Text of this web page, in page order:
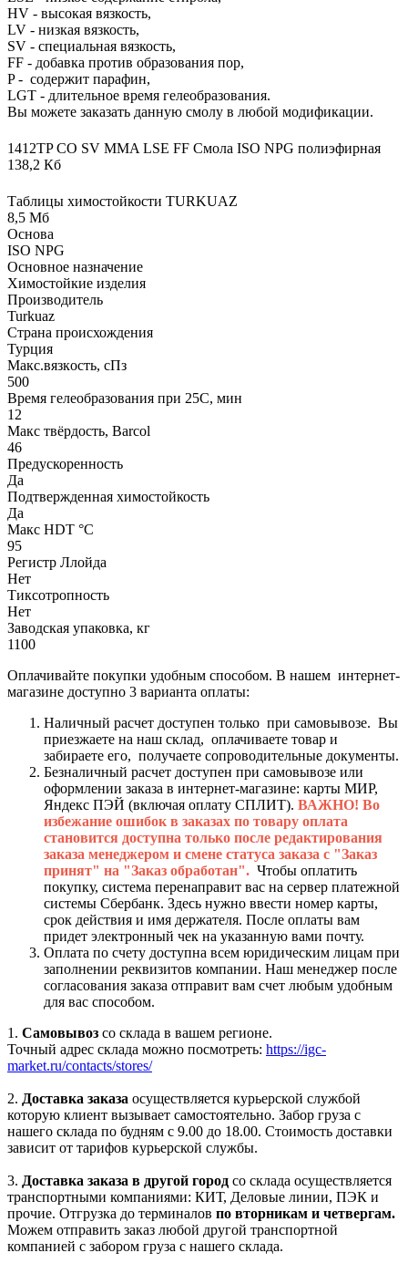
HV - высокая вязкость,
LV - низкая вязкость,
SV - специальная вязкость,
FF - добавка против образования пор,
P - содержит парафин,
LGT - длительное время гелеобразования.
Вы можете заказать данную смолу в любой модификации.
1412TP CO SV MMA LSE FF Смола ISO NPG полиэфирная
138,2 Кб
Таблицы химостойкости TURKUAZ
8,5 Мб
Основа
ISO NPG
Основное назначение
Химостойкие изделия
Производитель
Turkuaz
Страна происхождения
Турция
Макс.вязкoсть, сПз
500
Время гелеобразования при 25С, мин
12
Макс твёрдость, Barcol
46
Предускоренность
Да
Подтвержденная химостойкость
Да
Макс HDT °С
95
Регистр Ллойда
Нет
Тиксотропность
Нет
Заводская упаковка, кг
1100
Оплачивайте покупки удобным способом. В нашем интернет-
магазине доступно 3 варианта оплаты:
Наличный расчет доступен только при самовывозе. Вы
приезжаете на наш склад, оплачиваете товар и
забираете его, получаете сопроводительные документы.
Безналичный расчет доступен при самовывозе или
оформлении заказа в интернет-магазине: карты МИР,
Яндекс ПЭЙ (включая оплату СПЛИТ). ВАЖНО! Во
избежание ошибок в заказах по товару оплата
становится доступна только после редактирования
заказа менеджером и смене статуса заказа с "Заказ
принят" на "Заказ обработан". Чтобы оплатить
покупку, система перенаправит вас на сервер платежной
системы Сбербанк. Здесь нужно ввести номер карты,
срок действия и имя держателя. После оплаты вам
придет электронный чек на указанную вами почту.
Оплата по счету доступна всем юридическим лицам при
заполнении реквизитов компании. Наш менеджер после
согласования заказа отправит вам счет любым удобным
для вас способом.
1. Самовывоз со склада в вашем регионе.
Точный адрес склада можно посмотреть: https://igc-
market.ru/contacts/stores/
2. Доставка заказа осуществляется курьерской службой
которую клиент вызывает самостоятельно. Забор груза с
нашего склада по будням с 9.00 до 18.00. Стоимость доставки
зависит от тарифов курьерской службы.
3. Доставка заказа в другой город со склада осуществляется
транспортными компаниями: КИТ, Деловые линии, ПЭК и
прочие. Отгрузка до терминалов по вторникам и четвергам.
Можем отправить заказ любой другой транспортной
компанией с забором груза с нашего склада.